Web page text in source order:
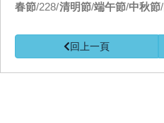
春節/228/清明節/端午節/中秋節/
回上一頁